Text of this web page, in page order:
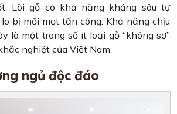
Lõi gỗ có khả năng kháng sâu tự
bị mối mọt tấn công. Khả năng chịu
là một trong số ít loại gỗ “không sợ”
nghiệt của Việt Nam.
ngủ độc đáo